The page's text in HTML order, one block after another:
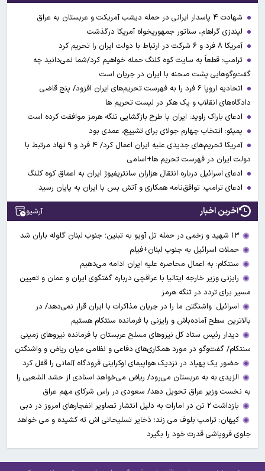
شهادت ۴ پاسدار ایرانی در حمله دیشب آمریکت و عربستان به عراق
لیندزی گراهام، سناتور جمهوریخواه آمریکا درگذشت
آمریکا ۸ فرد و ۶ شرکت در ارتباط با دولت ایران را تحریم کرد
ترامپ: قطعاً به سایت کوه کلنگ حمله خواهیم کرد/شما نمی‌دانید چه
گفت‌وگوهایی پشت صحنه با ایران در جریان است
اتحادیه اروپا ۶ فرد را به فهرست تحریم‌های ایران افزود/ پنج قاضی
دادگاه‌های انقلاب و یک هکر در لیست تحریم ها
ادعای باراک راوید: ایران با طرح بازگشایی تنگه هرمز موافقت کرده است
پمپئو: انتخاب چهارم جولای برای تشییع، عمدی بود
آمریکا تحریم‌های جدیدی علیه ایران اعمال کرد/ ۴ فرد و ۹ نهاد مرتبط با
دولت ایران در فهرست تحریم ها+اسامی
ادعای اسرائیل درباره انتقال هزاران سانتریفیوژ ایران به اعماق کوه کلنگ
ادعای ترامپ: توافق‌نامه همکاری و آتش بس با ایران به پایان رسید
آخرین اخبار آرشیو
۱۳ شهید و زخمی در حمله تل آویو به تبنین؛ جنوب لبنان گلوله باران شد
حملات اسرائیل به جنوب لبنان+فیلم
سنتکام: به اعمال محاصره علیه ایران ادامه می‌دهیم
رایزنی وزیر خارجه ایتالیا با عراقچی درباره گفتگوی ایران و عمان و تعیین
مسیر برای تردد در تنگه هرمز
اسرائیل: واشنگتن ما را در جریان مذاکرات با ایران قرار نمی‌دهد/ در
بالاترین سطح آماده‌باش و رایزنی با فرمانده سنتکام هستیم
دیدار رئیس ستاد کل نیروهای مسلح عربستان با فرمانده نیروهای زمینی
سنتکام/ گفت‌وگو در مورد همکاری‌های دفاعی و نظامی میان ریاض و واشنگتن
حضور یک پهپاد در نزدیک هواپیمای اوکراینی فرودگاه آلمانی را قفل کرد
الزیدی به به عربستان می‌رود/ ریاض می‌خواهد اسنادی از حشد الشعبی را
به نخست وزیر عراق تحویل دهد/ سعودی در راس شرکای مهم عراق
بازداشت ۲ تن در امارات به‌ دلیل انتشار تصاویر انفجارهای امروز در دبی
کیهان: ترامپ بلوف می زند؛ ذخایر تسلیحاتی اش ته کشیده و می خواهد
جلوی فروپاشی قدرت خود را بگیرد